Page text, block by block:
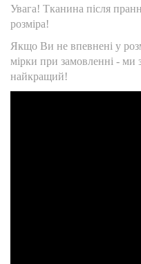
Увага! Тканина після
розміра!
Якщо Ви не впевнені у
мірки при замовленні - ми
найкращий!